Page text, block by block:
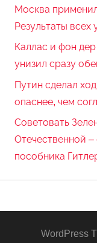
Москва
Результаты всех
Каллас и фон
унизил сразу
Путин сделал
опаснее, чем
Советовать
Отечественной –
пособника
WordPress